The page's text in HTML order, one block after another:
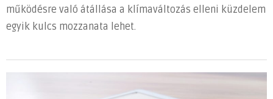
működésre való átállása a klímaváltozás elleni küzdelem
egyik kulcs mozzanata lehet.